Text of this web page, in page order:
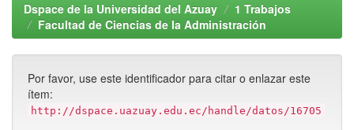
Dspace de la Universidad del Azuay
1 Trabajos
Facultad de Ciencias de la Administración
Por favor, use este identificador para citar o enlazar este
ítem:
http://dspace.uazuay.edu.ec/handle/datos/16705